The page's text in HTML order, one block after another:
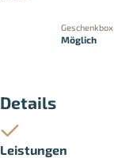
Geschenkbox
Möglich
Details
Leistungen